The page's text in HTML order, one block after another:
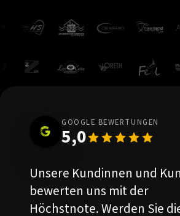
GOOGLE BEWERTUNGEN
5,0
Unsere Kundinnen und
bewerten uns mit der
Höchstnote. Werden Sie